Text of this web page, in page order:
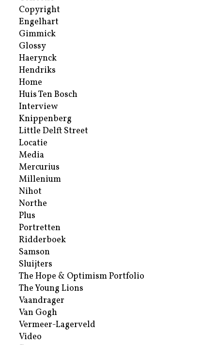
Copyright
Engelhart
Gimmick
Glossy
Haerynck
Hendriks
Home
Huis Ten Bosch
Interview
Knippenberg
Little Delft Street
Locatie
Media
Mercurius
Millenium
Nihot
Northe
Plus
Portretten
Ridderboek
Samson
Sluijters
The Hope & Optimism Portfolio
The Young Lions
Vaandrager
Van Gogh
Vermeer-Lagerveld
Video